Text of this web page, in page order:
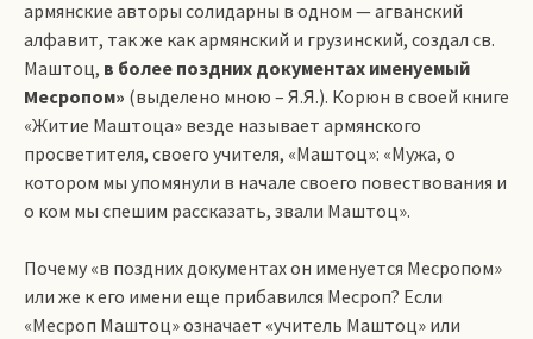
армянские авторы солидарны в одном — агванский
алфавит, так же как армянский и грузинский, создал св.
Маштоц, в более поздних документах именуемый
Месропом» (выделено мною – Я.Я.). Корюн в своей книге
«Житие Маштоца» везде называет армянского
просветителя, своего учителя, «Маштоц»: «Мужа, о
котором мы упомянули в начале своего повествования и
о ком мы спешим рассказать, звали Маштоц».
Почему «в поздних документах он именуется Месропом»
или же к его имени еще прибавился Месроп? Если
«Месроп Маштоц» означает «учитель Маштоц» или